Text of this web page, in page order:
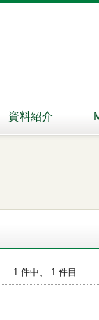
資料紹介
1 件中、 1 件目